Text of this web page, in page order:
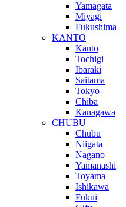
Yamagata
Miyagi
Fukushima
KANTO
Kanto
Tochigi
Ibaraki
Saitama
Tokyo
Chiba
Kanagawa
CHUBU
Chubu
Niigata
Nagano
Yamanashi
Toyama
Ishikawa
Fukui